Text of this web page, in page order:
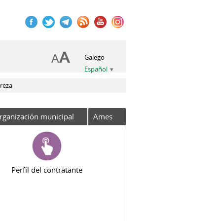
Galego
Español
municipal Ames
Perfil del contratante